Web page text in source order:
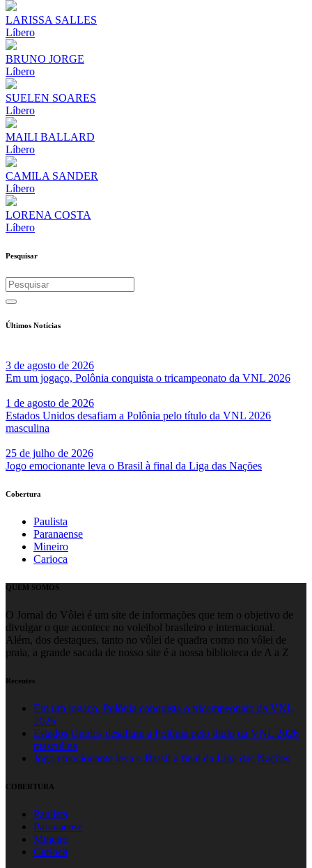
LARISSA SALLES
Líbero
BRUNO JORGE
Líbero
SUELEN SOARES
Líbero
MAILI BALLARD
Líbero
CAMILA SANDER
Líbero
LORENA COSTA
Líbero
Pesquisar
Últimos Notícias
3 de agosto de 2026
Em um jogaço, Polônia conquista o tricampeonato da VNL 2026
1 de agosto de 2026
Estados Unidos desafiam a Polônia pelo título da VNL 2026
masculina
25 de julho de 2026
Jogo emocionante leva o Brasil à final da Liga das Nações
Cobertura
Paulista
Paranaense
Mineiro
Carioca
QUEM SOMOS
O Jornal do Vôlei é um site de informações que tem o objetivo de
divulgar o que acontece no voleibol brasileiro e internacional.
Além, dos destaques, tanto no vôlei de quadra como no vôlei de
praia, a grande sacada de nosso site é a nossa biblioteca de A a Z
Recentes
Em um jogaço, Polônia conquista o tricampeonato da VNL
2026
Estados Unidos desafiam a Polônia pelo título da VNL 2026
masculina
Jogo emocionante leva o Brasil à final da Liga das Nações
COBERTURA
Paulista
Paranaense
Mineiro
Carioca